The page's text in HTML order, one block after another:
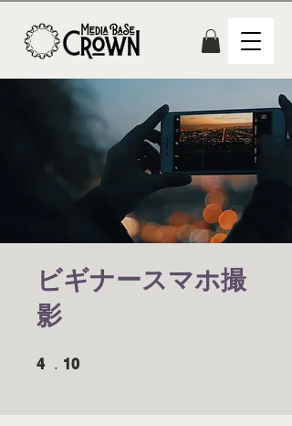
ビギナースマホ撮
影
4 4 undefined
10